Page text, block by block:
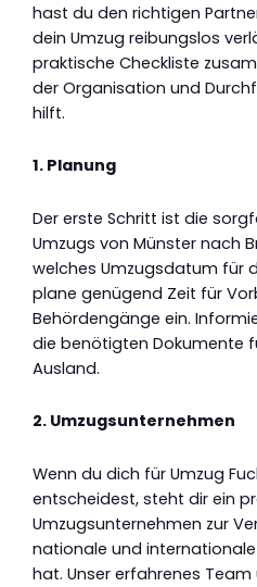
hast du den richtigen
dein Umzug reibungslos
praktische Checkliste
der Organisation und
hilft.
1. Planung
Der erste Schritt ist die
Umzugs von Münster nach
welches Umzugsdatum für
plane genügend Zeit für
Behördengänge ein.
die benötigten Dokumente
Ausland.
2. Umzugsunternehmen
Wenn du dich für Umzug
entscheidest, steht dir ein
Umzugsunternehmen zur
nationale und
hat. Unser erfahrenes